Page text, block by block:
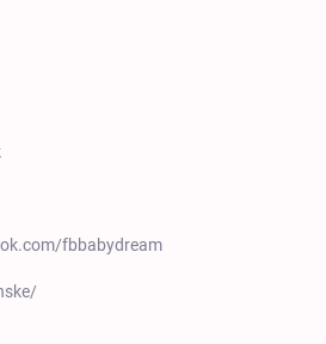
fbbabydream